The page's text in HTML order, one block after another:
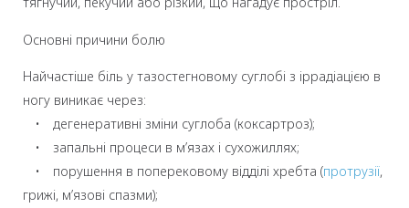
Основні причини болю
Найчастіше біль у тазостегновому суглобі з іррадіацією в
ногу виникає через:
• дегенеративні зміни суглоба (коксартроз);
• запальні процеси в м’язах і сухожиллях;
• порушення в поперековому відділі хребта (протрузії,
грижі, м’язові спазми);